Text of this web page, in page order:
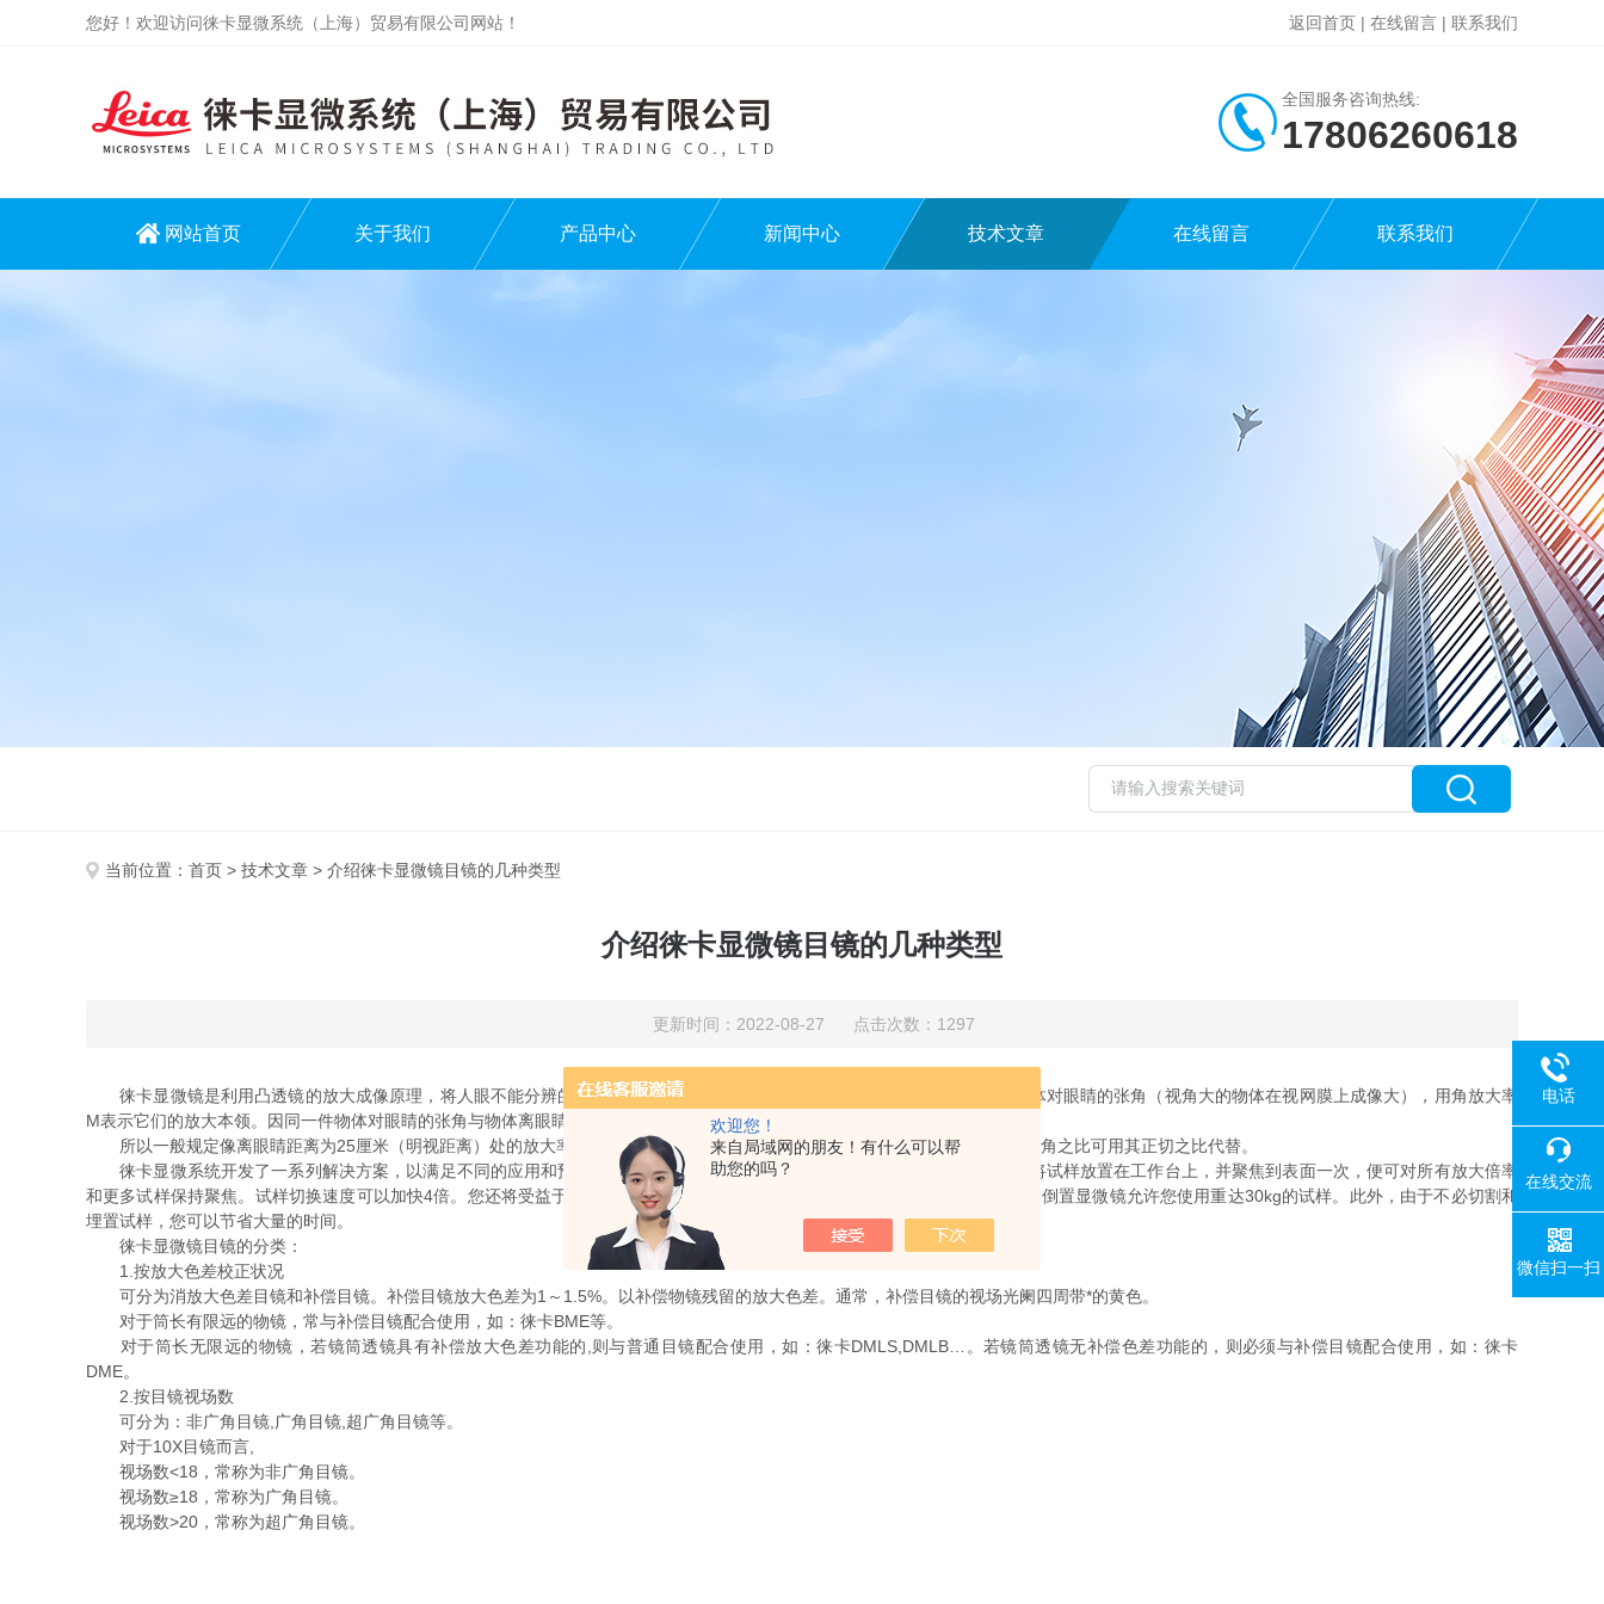
欢迎您！
来自局域网的朋友！有什么可以帮
助您的吗？
您好！欢迎访问徕卡显微系统（上海）贸易有限公司网站！ 返回首页 | 在线留言 | 联系我们
全国服务咨询热线:
17806260618
网站首页 关于我们 产品中心 新闻中心 技术文章 在线留言 联系我们
当前位置： 首页 > 技术文章 > 介绍徕卡显微镜目镜的几种类型
介绍徕卡显微镜目镜的几种类型
更新时间：2022-08-27 点击次数：1297
徕卡显微镜是利用凸透镜的放大成像原理，将人眼不能分辨的微小物体放大到人眼能分辨的尺寸，其主要是增大近处微小物体对眼睛的张角（视角大的物体在视网膜上成像大），用角放大率
M表示它们的放大本领。因同一件物体对眼睛的张角与物体离眼睛的距离有关，
所以一般规定像离眼睛距离为25厘米（明视距离）处的放大率为仪器的放大率。徕卡显微镜观察物体时通常视角甚小，因此视角之比可用其正切之比代替。
徕卡显微系统开发了一系列解决方案，以满足不同的应用和预算。可实现更高的试样工作效率。与正置显微镜不同，您只需将试样放置在工作台上，并聚焦到表面一次，便可对所有放大倍率
和更多试样保持聚焦。试样切换速度可以加快4倍。您还将受益于以下两个方面：工作空间大，可以轻松地定位大而沉重的试样。倒置显微镜允许您使用重达30kg的试样。此外，由于不必切割和
埋置试样，您可以节省大量的时间。
徕卡显微镜目镜的分类：
1.按放大色差校正状况
可分为消放大色差目镜和补偿目镜。补偿目镜放大色差为1～1.5%。以补偿物镜残留的放大色差。通常，补偿目镜的视场光阑四周带*的黄色。
对于筒长有限远的物镜，常与补偿目镜配合使用，如：徕卡BME等。
对于筒长无限远的物镜，若镜筒透镜具有补偿放大色差功能的,则与普通目镜配合使用，如：徕卡DMLS,DMLB…。若镜筒透镜无补偿色差功能的，则必须与补偿目镜配合使用，如：徕卡
DME。
2.按目镜视场数
可分为：非广角目镜,广角目镜,超广角目镜等。
对于10X目镜而言,
视场数<18，常称为非广角目镜。
视场数≥18，常称为广角目镜。
视场数>20，常称为超广角目镜。
电话
在线交流
微信扫一扫